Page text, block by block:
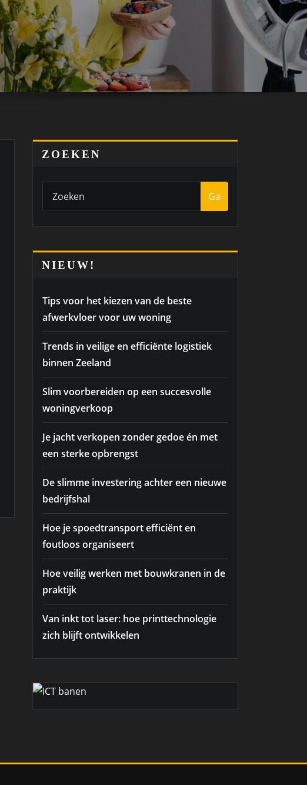
ZOEKEN
Ga
NIEUW!
Tips voor het kiezen van de beste
afwerkvloer voor uw woning
Trends in veilige en efficiënte logistiek
binnen Zeeland
Slim voorbereiden op een succesvolle
woningverkoop
Je jacht verkopen zonder gedoe én met
een sterke opbrengst
De slimme investering achter een nieuwe
bedrijfshal
Hoe je spoedtransport efficiënt en
foutloos organiseert
Hoe veilig werken met bouwkranen in de
praktijk
Van inkt tot laser: hoe printtechnologie
zich blijft ontwikkelen